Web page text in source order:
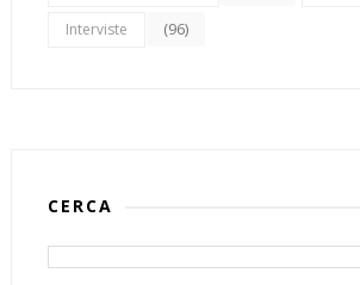
Interviste (96)
CERCA